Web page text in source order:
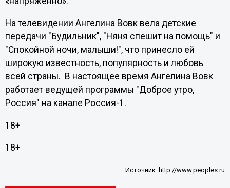
На телевидении Ангелина Вовк вела детские
передачи "Будильник", "Няня спешит на помощь" и
"Спокойной ночи, малыши!", что принесло ей
широкую известность, популярность и любовь
всей страны. В настоящее время Ангелина Вовк
работает ведущей программы "Доброе утро,
Россия" на канале Россия-1.
18+
18+
Источник: http://www.peoples.ru